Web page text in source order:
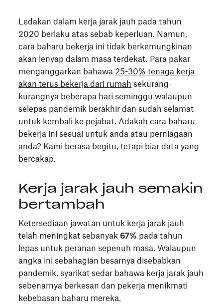
Ledakan dalam kerja jarak jauh pada tahun
2020 berlaku atas sebab keperluan. Namun,
cara baharu bekerja ini tidak berkemungkinan
akan lenyap dalam masa terdekat. Para pakar
menganggarkan bahawa25-30% tenaga kerja
akan terus bekerja dari rumah sekurang-
kurangnya beberapa hari seminggu walaupun
selepas pandemik berakhir dan sudah selamat
untuk kembali ke pejabat. Adakah cara baharu
bekerja ini sesuai untuk anda atau perniagaan
anda? Kami berasa begitu, tetapi biar data yang
bercakap.
Kerja jarak jauh semakin
bertambah
Ketersediaan jawatan untuk kerja jarak jauh
telah meningkat sebanyak 67% pada tahun
lepas untuk peranan sepenuh masa. Walaupun
angka ini sebahagian besarnya disebabkan
pandemik, syarikat sedar bahawa kerja jarak jauh
sebenarnya berkesan dan pekerja menikmati
kebebasan baharu mereka.